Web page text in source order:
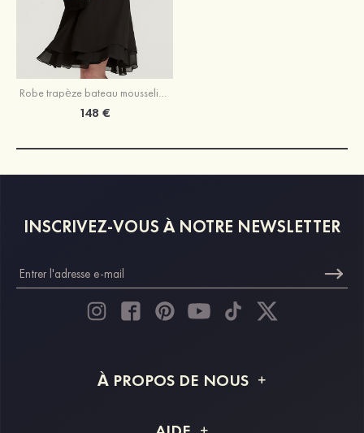
Robe trapèze bateau mousseline longueur genou robe de mère de la mariée avec perle volants
148 €
INSCRIVEZ-VOUS À NOTRE NEWSLETTER
À PROPOS DE NOUS